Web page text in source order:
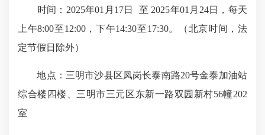
时间：2025年01月17日 至 2025年01月24日，每天
上午8:00至12:00，下午14:30至17:30。（北京时间，法
定节假日除外）
地点：三明市沙县区凤岗长泰南路20号金泰加油站
综合楼四楼、三明市三元区东新一路双园新村56幢202
室